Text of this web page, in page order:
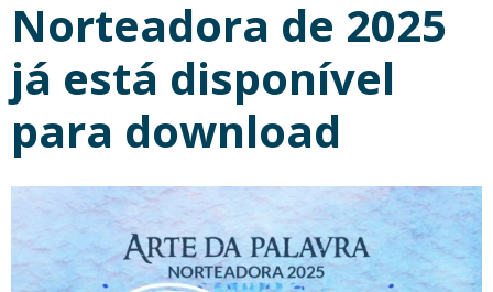
Norteadora de 2025
já está disponível
para download